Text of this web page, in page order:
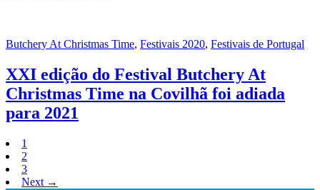
Butchery At Christmas Time, Festivais 2020, Festivais de Portugal
XXI edição do Festival Butchery At
Christmas Time na Covilhã foi adiada
para 2021
1
2
3
Next →